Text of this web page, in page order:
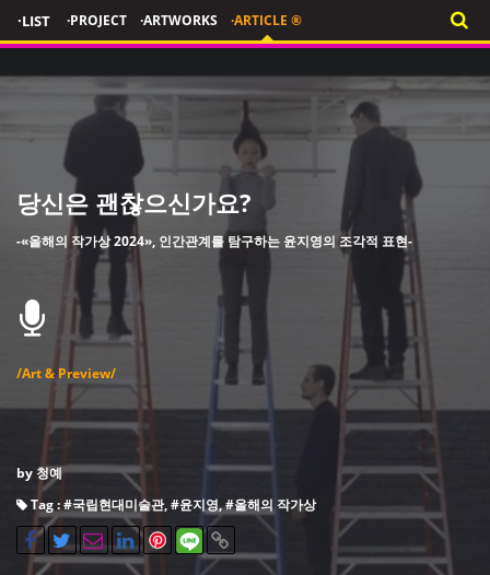
·LIST ·PROJECT ·ARTWORKS ·ARTICLE ®
당신은 괜찮으신가요?
-«올해의 작가상 2024», 인간관계를 탐구하는 윤지영의 조각적 표현-
/Art & Preview/
by 청예
Tag : #국립현대미술관, #윤지영, #올해의 작가상